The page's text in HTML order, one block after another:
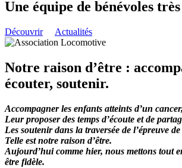
Une équipe de bénévoles
Découvrir Actualités
Notre raison d’être :
écouter, soutenir.
Accompagner les enfants atteints d’un
Leur proposer des temps d’écoute et de
Les soutenir dans la traversée de l’épreuve
Telle est notre raison d’être.
Aujourd’hui comme hier, nous mettons tout
être fidèle.